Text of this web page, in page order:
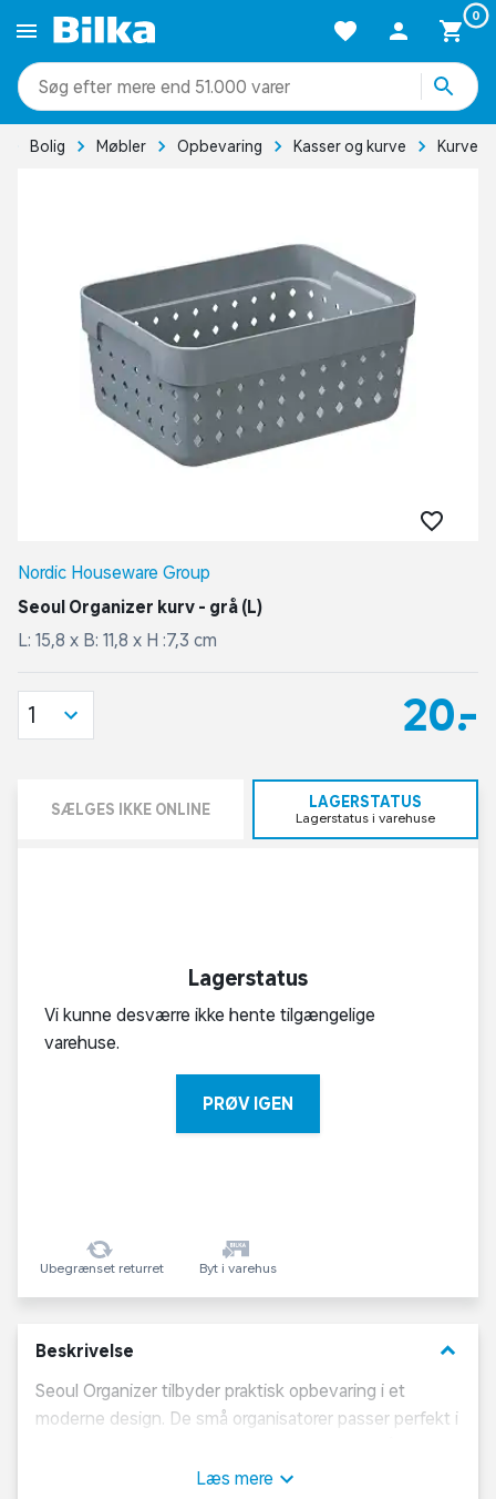
0
mere end 51.000 varer
Bolig Møbler Opbevaring Kasser og kurve Kurve
Nordic Houseware Group
Seoul Organizer kurv - grå (L)
L: 15,8 x B: 11,8 x H :7,3 cm
20,-
1
SÆLGES IKKE ONLINE LAGERSTATUS
Lagerstatus i varehuse
Lagerstatus
Vi kunne desværre ikke hente tilgængelige
varehuse.
PRØV IGEN
Ubegrænset returret Byt i varehus
Beskrivelse keyboard_arrow_down
Seoul Organizer tilbyder praktisk opbevaring i et
moderne design. De små organisatorer passer perfekt i
kontoret eller badeværelset.
Læs mere